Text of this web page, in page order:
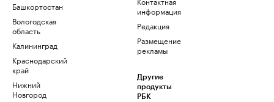
Башкортостан
Вологодская
область
Калининград
Краснодарский
край
Нижний
Новгород
информация
Редакция
Размещение
рекламы
Другие
продукты
РБК